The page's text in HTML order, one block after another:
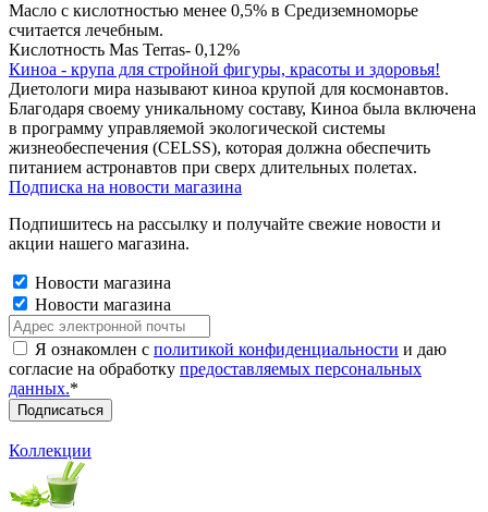
Масло с кислотностью менее 0,5% в Средиземноморье
считается лечебным.
Кислотность Mas Terras- 0,12%
Киноа - крупа для стройной фигуры, красоты и здоровья!
Диетологи мира называют киноа крупой для космонавтов.
Благодаря своему уникальному составу, Киноа была включена
в программу управляемой экологической системы
жизнеобеспечения (CELSS), которая должна обеспечить
питанием астронавтов при сверх длительных полетах.
Подписка на новости магазина
Подпишитесь на рассылку и получайте свежие новости и
акции нашего магазина.
Новости магазина
Новости магазина
Я ознакомлен с политикой конфиденциальности и даю
согласие на обработку предоставляемых персональных
данных.*
Коллекции